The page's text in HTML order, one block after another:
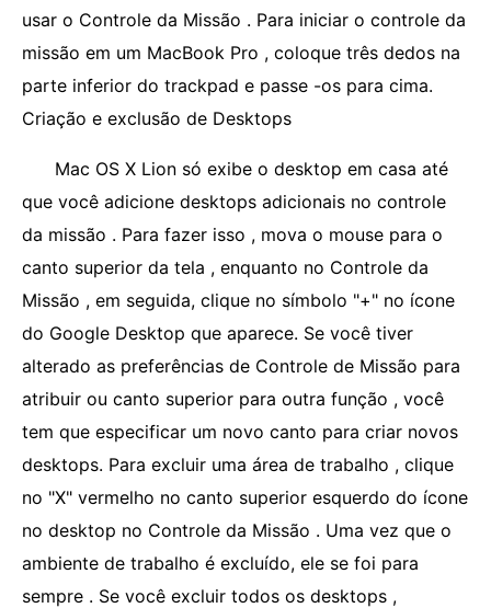
usar o Controle da Missão . Para iniciar o controle da
missão em um MacBook Pro , coloque três dedos na
parte inferior do trackpad e passe -os para cima.
Criação e exclusão de Desktops
Mac OS X Lion só exibe o desktop em casa até
que você adicione desktops adicionais no controle
da missão . Para fazer isso , mova o mouse para o
canto superior da tela , enquanto no Controle da
Missão , em seguida, clique no símbolo "+" no ícone
do Google Desktop que aparece. Se você tiver
alterado as preferências de Controle de Missão para
atribuir ou canto superior para outra função , você
tem que especificar um novo canto para criar novos
desktops. Para excluir uma área de trabalho , clique
no "X" vermelho no canto superior esquerdo do ícone
no desktop no Controle da Missão . Uma vez que o
ambiente de trabalho é excluído, ele se foi para
sempre . Se você excluir todos os desktops ,